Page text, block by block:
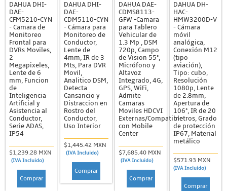
DAHUA DHI-
DAE-
CFM5210-CYN
- Camara de
Monitoreo
Frontal para
DVRs Moviles,
2
Megapixeles,
Lente de 6
mm, Funcion
de
Inteligencia
Artificial y
Asistencia al
Conductor,
Serie ADAS,
IP54
$1,239.28 MXN
(IVA Incluido)
Comprar
DAHUA DHI-
DAE-
CDM5110-CYN
- Cámara para
Monitoreo de
Conductor,
Lente de
4mm, IR de 3
Mts, Para DVR
Movil,
Analitico DSM,
Detecta
Cansancio y
Distraccion en
Rostro del
Conductor,
Uso Interior
$1,445.42 MXN
(IVA Incluido)
Comprar
DAHUA DAE-
CDMS8113-
GFW -Camara
para Tablero
Vehicular de
1.3 Mp , DSM
720p, Campo
de Vision 55°,
Micrófono y
Altavoz
Integrado, 4G,
GPS, WiFi,
Admite
Camaras
Moviles HDCVI
Externas/Compatible
con Mobile
Center
$7,685.40 MXN
(IVA Incluido)
Comprar
DAHUA DH-
HAC-
HMW3200D-V
- Cámara
móvil
analógica,
Conexión M12
(tipo
aviación),
Tipo: cubo,
Resolución
1080p, Lente
de 2.8mm,
Apertura de
106°, IR de 20
metros, Grado
de protección
IP67, Material
metálico
$571.93 MXN
(IVA Incluido)
Comprar